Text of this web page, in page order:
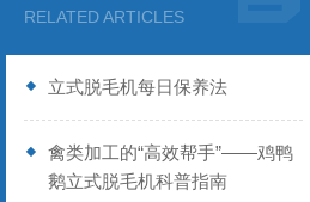
RELATED ARTICLES
立式脱毛机每日保养法
禽类加工的“高效帮手”——鸡鸭
鹅立式脱毛机科普指南